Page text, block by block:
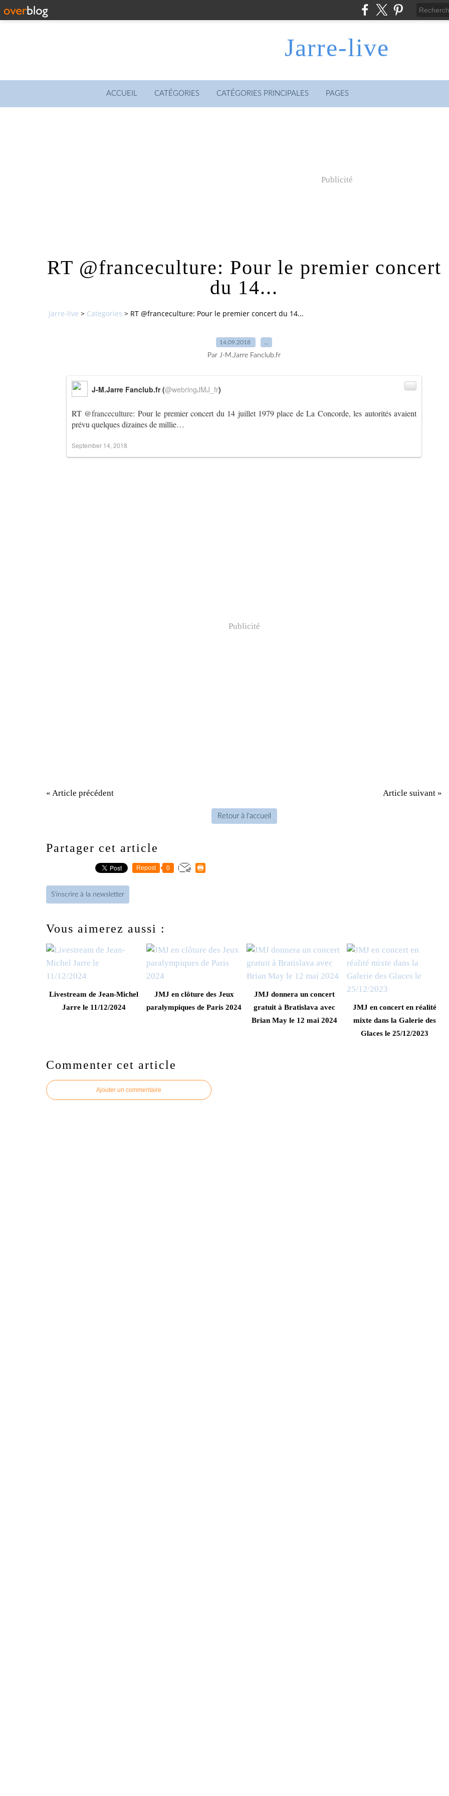
Jarre-live
ACCUEIL CATÉGORIES CATÉGORIES PRINCIPALES PAGES
Publicité
RT @franceculture: Pour le premier concert
du 14...
Jarre-live > Categories > RT @franceculture: Pour le premier concert du 14...
14.09.2018
Par J-M.Jarre Fanclub.fr
RT @franceculture: Pour le premier concert du 14 juillet 1979 place de La Concorde, les autorités avaient
prévu quelques dizaines de millie…
J-M.Jarre Fanclub.fr (@webringJMJ_fr)
September 14, 2018
Publicité
« Article précédent Article suivant »
Retour à l'accueil
Partager cet article
Repost 0
S'inscrire à la newsletter
Vous aimerez aussi :
Livestream de Jean-Michel
Jarre le 11/12/2024
JMJ en clôture des Jeux
paralympiques de Paris 2024
JMJ donnera un concert
gratuit à Bratislava avec
Brian May le 12 mai 2024
JMJ en concert en réalité
mixte dans la Galerie des
Glaces le 25/12/2023
Commenter cet article
Ajouter un commentaire